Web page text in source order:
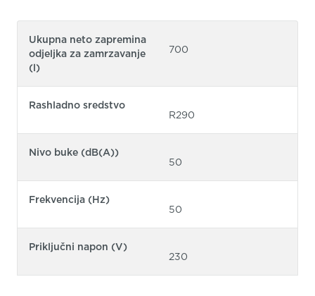
Ukupna neto zapremina
odjeljka za zamrzavanje
(l)
700
Rashladno sredstvo
R290
Nivo buke (dB(A))
50
Frekvencija (Hz)
50
Priključni napon (V)
230